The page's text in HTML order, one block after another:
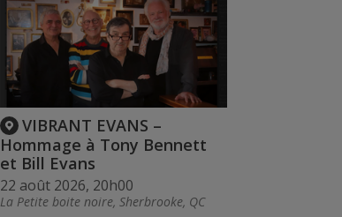
VIBRANT EVANS –
Hommage à Tony Bennett
et Bill Evans
22 août 2026, 20h00
La Petite boite noire, Sherbrooke, QC